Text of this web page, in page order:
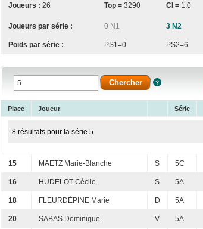
Joueurs : 26 Top = 3290 CI = 1.0
Joueurs par série : 0 N1 3 N2
Poids par série : PS1=0 PS2=6
Place Joueur Série
8 résultats pour la série 5
15 MAETZ Marie-Blanche S 5C
16 HUDELOT Cécile S 5A
18 FLEURDÉPINE Marie D 5A
20 SABAS Dominique V 5A